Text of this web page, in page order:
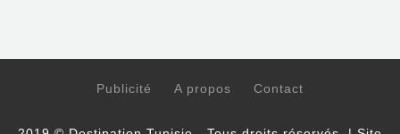
Publicité A propos Contact